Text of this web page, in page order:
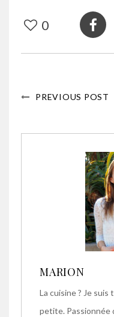
0
PREVIOUS POST
MARION
La cuisine ? Je
petite. Passionnée